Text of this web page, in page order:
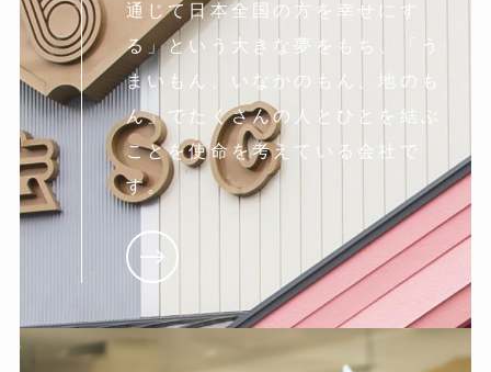
通じて日本全国の方を幸せにす
る」という大きな夢をもち、「う
まいもん、いなかのもん、地のも
ん」でたくさんの人とひとを結ぶ
ことを使命を考えている会社で
す。